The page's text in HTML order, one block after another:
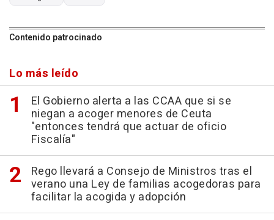
Contenido patrocinado
Lo más leído
El Gobierno alerta a las CCAA que si se
niegan a acoger menores de Ceuta
"entonces tendrá que actuar de oficio
Fiscalía"
Rego llevará a Consejo de Ministros tras el
verano una Ley de familias acogedoras para
facilitar la acogida y adopción